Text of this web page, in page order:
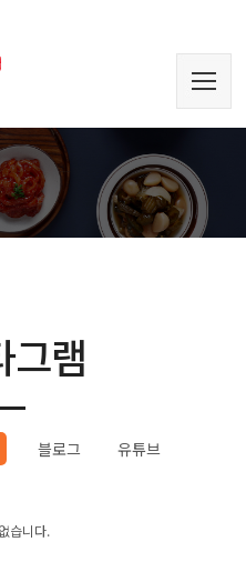
그램
블로그 유튜브
습니다.